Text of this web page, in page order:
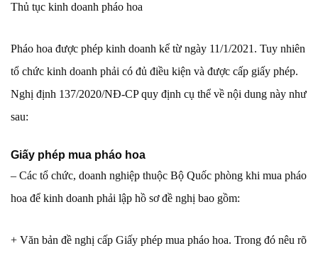
Thủ tục kinh doanh pháo hoa
Pháo hoa được phép kinh doanh kể từ ngày 11/1/2021. Tuy nhiên
tổ chức kinh doanh phải có đủ điều kiện và được cấp giấy phép.
Nghị định 137/2020/NĐ-CP quy định cụ thể về nội dung này như
sau:
Giấy phép mua pháo hoa
– Các tổ chức, doanh nghiệp thuộc Bộ Quốc phòng khi mua pháo
hoa để kinh doanh phải lập hồ sơ đề nghị bao gồm:
+ Văn bản đề nghị cấp Giấy phép mua pháo hoa. Trong đó nêu rõ